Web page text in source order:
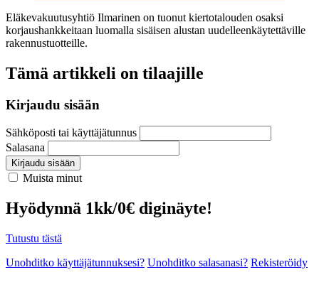
Eläkevakuutusyhtiö Ilmarinen on tuonut kiertotalouden osaksi
korjaushankkeitaan luomalla sisäisen alustan uudelleenkäytettäville
rakennustuotteille.
Tämä artikkeli on tilaajille
Kirjaudu sisään
Sähköposti tai käyttäjätunnus
Salasana
Kirjaudu sisään
Muista minut
Hyödynnä 1kk/0€ diginäyte!
Tutustu tästä
Unohditko käyttäjätunnuksesi? Unohditko salasanasi? Rekisteröidy